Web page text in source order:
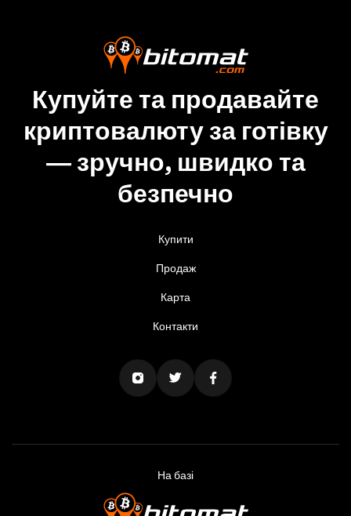
Купуйте та продавайте
криптовалюту за готівку
— зручно, швидко та
безпечно
Купити
Продаж
Карта
Контакти
На базі